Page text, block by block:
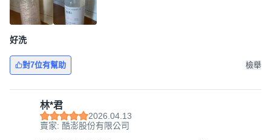
好洗
對7位有幫助 檢舉
林*君
2026.04.13
賣家: 酷澎股份有限公司